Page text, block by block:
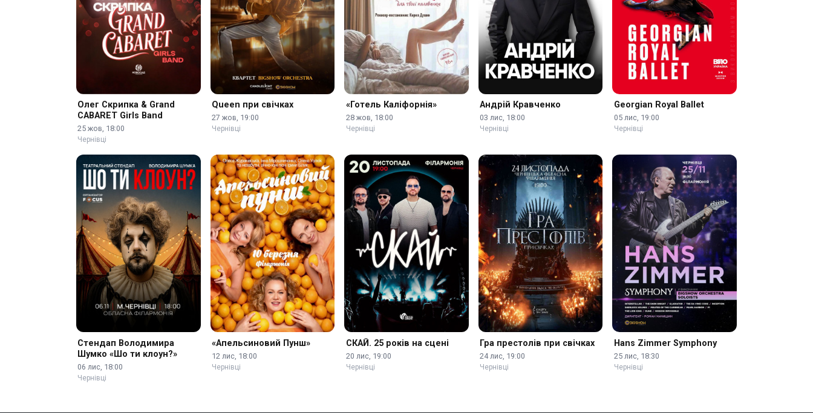
Олег Скрипка & Grand
CABARET Girls Band
25 жов, 18:00
Чернівці
Queen при свічках
27 жов, 19:00
Чернівці
«Готель Каліфорнія»
28 жов, 18:00
Чернівці
Андрій Кравченко
03 лис, 18:00
Чернівці
Georgian Royal Ballet
05 лис, 19:00
Чернівці
Стендап Володимира
Шумко «Шо ти клоун?»
06 лис, 18:00
Чернівці
«Апельсиновий Пунш»
12 лис, 18:00
Чернівці
СКАЙ. 25 років на сцені
20 лис, 19:00
Чернівці
Гра престолів при свічках
24 лис, 19:00
Чернівці
Hans Zimmer Symphony
25 лис, 18:30
Чернівці